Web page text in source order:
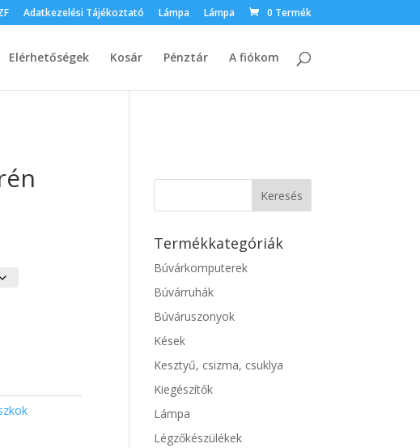
Adatkezelési Tájékoztató Lámpa Lámpa 0 Termék
Elérhetőségek Kosár Pénztár A fiókom
Termékkategóriák
Búvárkomputerek
Búvárruhák
Búváruszonyok
Kések
Kesztyű, csizma, csuklya
Kiegészítők
Lámpa
Légzőkészülékek